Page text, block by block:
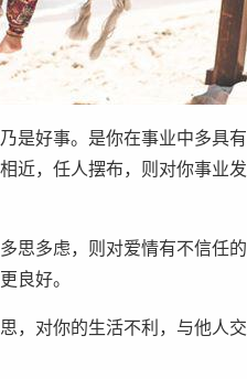
是好事。是你在事业中多具
近，任人摆布，则对你事业
思多虑，则对爱情有不信任
良好。
，对你的生活不利，与他人